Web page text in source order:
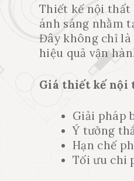
Thiết kế nội thất
ánh sáng nhằm
Đây không chỉ là
hiệu quả vận
Giá thiết kế nội
Giải pháp
Ý tưởng
Hạn chế
Tối ưu chi